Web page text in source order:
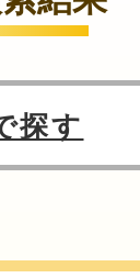
探す